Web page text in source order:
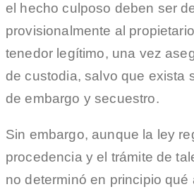
el hecho culposo deben ser
provisionalmente al
tenedor legítimo, una vez
de custodia, salvo que exista
de embargo y secuestro.
Sin embargo, aunque la ley
procedencia y el trámite de
no determinó en principio qué